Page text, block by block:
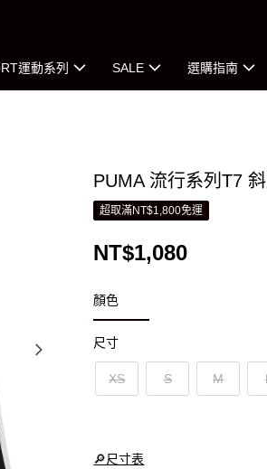
運動系列 SALE 選購指南
PUMA 流行系列T7
超取滿NT$1,800免運
NT$1,080
顏色
尺寸
XS S M
🔎尺寸表